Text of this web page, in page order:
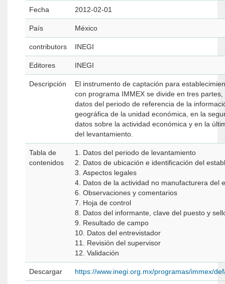
Fecha 2012-02-01
País México
contributors INEGI
Editores INEGI
Descripción
El instrumento de captación para
con programa IMMEX se divide en tres
datos del periodo de referencia de la
geográfica de la unidad económica, en la
datos sobre la actividad económica y en la
del levantamiento.
Tabla de
contenidos
1. Datos del periodo de levantamiento
2. Datos de ubicación e identificación del
3. Aspectos legales
4. Datos de la actividad no manufacturera del
6. Observaciones y comentarios
7. Hoja de control
8. Datos del informante, clave del puesto y
9. Resultado de campo
10. Datos del entrevistador
11. Revisión del supervisor
12. Validación
Descargar https://www.inegi.org.mx/programas/immex/